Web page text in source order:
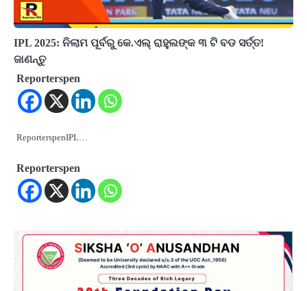
IPL 2025: ନିଲାମ ପୂର୍ବରୁ କେ.ଏଲ୍ ରାହୁଲଙ୍କ ୩ ଟି ବଡ ସର୍ତ୍ତ!
ଜାଣନ୍ତୁ
Reporterspen
ReporterspenIPL…
Reporterspen